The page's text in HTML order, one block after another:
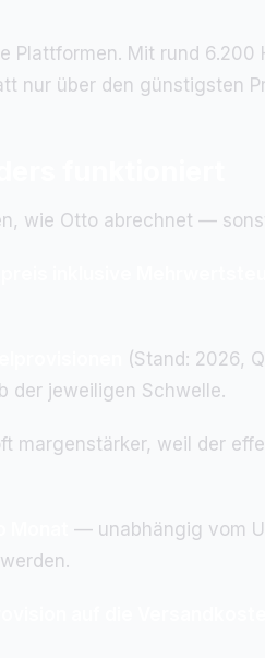
Mit rund
nur über den günstigsten
wie Otto abrechnet —
(Stand: 2026,
der jeweiligen Schwelle.
margenstärker, weil der
— unabhängig vom